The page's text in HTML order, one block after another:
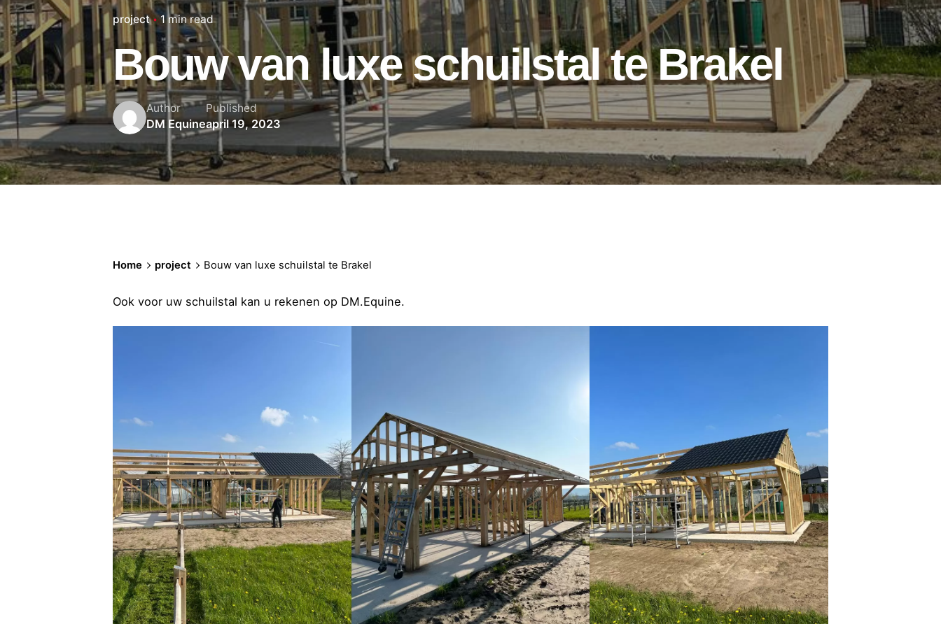
project 1 min read
Bouw van luxe schuilstal te Brakel
Author
DM Equine
Published
april 19, 2023
Home project Bouw van luxe schuilstal te Brakel
Ook voor uw schuilstal kan u rekenen op DM.Equine.